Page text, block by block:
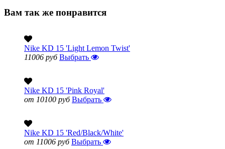
Вам так же понравится
Nike KD 15 'Light Lemon Twist'
11006 руб Выбрать
Nike KD 15 'Pink Royal'
от 10100 руб Выбрать
Nike KD 15 'Red/Black/White'
от 11006 руб Выбрать